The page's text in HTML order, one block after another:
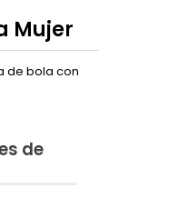
Mujer
de bola con
de